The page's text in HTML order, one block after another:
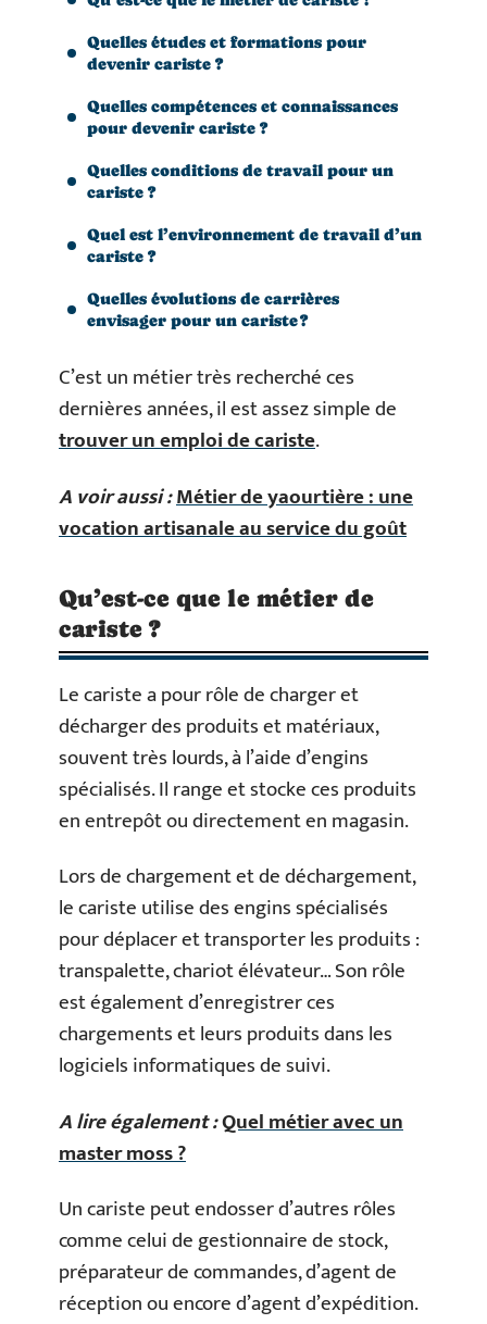
Quelles études et formations pour
devenir cariste ?
Quelles compétences et connaissances
pour devenir cariste ?
Quelles conditions de travail pour un
cariste ?
Quel est l’environnement de travail d’un
cariste ?
Quelles évolutions de carrières
envisager pour un cariste ?
C’est un métier très recherché ces
dernières années, il est assez simple de
trouver un emploi de cariste.
A voir aussi :Métier de yaourtière : une
vocation artisanale au service du goût
Qu’est-ce que le métier de
cariste ?
Le cariste a pour rôle de charger et
décharger des produits et matériaux,
souvent très lourds, à l’aide d’engins
spécialisés. Il range et stocke ces produits
en entrepôt ou directement en magasin.
Lors de chargement et de déchargement,
le cariste utilise des engins spécialisés
pour déplacer et transporter les produits :
transpalette, chariot élévateur… Son rôle
est également d’enregistrer ces
chargements et leurs produits dans les
logiciels informatiques de suivi.
A lire également :Quel métier avec un
master moss ?
Un cariste peut endosser d’autres rôles
comme celui de gestionnaire de stock,
préparateur de commandes, d’agent de
réception ou encore d’agent d’expédition.